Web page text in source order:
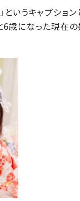
いうキャプション
6歳になった現在